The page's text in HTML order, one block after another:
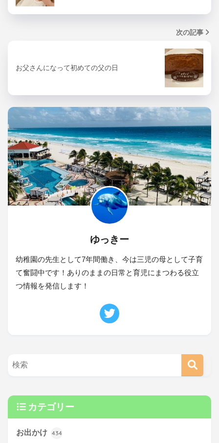
次の記事
お父さんになって初めての父の日
ゆっきー
幼稚園の先生として7年間働き、今は三児の母として子育
て奮闘中です！ありのままの日常と育児にまつわる役立
つ情報を発信します！
カテゴリー
お出かけ 434